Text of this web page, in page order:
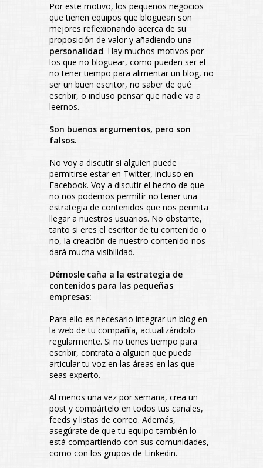
Por este motivo, los pequeños negocios
que tienen equipos que bloguean son
mejores reflexionando acerca de su
proposición de valor y añadiendo una
personalidad. Hay muchos motivos por
los que no bloguear, como pueden ser el
no tener tiempo para alimentar un blog, no
ser un buen escritor, no saber de qué
escribir, o incluso pensar que nadie va a
leernos.
Son buenos argumentos, pero son
falsos.
No voy a discutir si alguien puede
permitirse estar en Twitter, incluso en
Facebook. Voy a discutir el hecho de que
no nos podemos permitir no tener una
estrategia de contenidos que nos permita
llegar a nuestros usuarios. No obstante,
tanto si eres el escritor de tu contenido o
no, la creación de nuestro contenido nos
dará mucha visibilidad.
Démosle caña a la estrategia de
contenidos para las pequeñas
empresas:
Para ello es necesario integrar un blog en
la web de tu compañía, actualizándolo
regularmente. Si no tienes tiempo para
escribir, contrata a alguien que pueda
articular tu voz en las áreas en las que
seas experto.
Al menos una vez por semana, crea un
post y compártelo en todos tus canales,
feeds y listas de correo. Además,
asegúrate de que tu equipo también lo
está compartiendo con sus comunidades,
como con los grupos de Linkedin.